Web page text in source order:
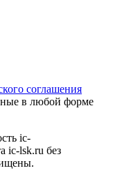
соглашения
в любой форме
ic-
ic-lsk.ru без